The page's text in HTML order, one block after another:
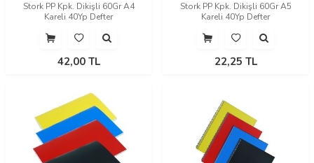
Stork PP Kpk. Dikişli 60Gr A4
Kareli 40Yp Defter
42,00TL
Stork PP Kpk. Dikişli 60Gr A5
Kareli 40Yp Defter
22,25 TL